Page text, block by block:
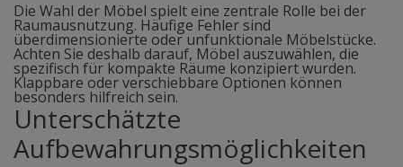
Die Wahl der Möbel spielt eine zentrale Rolle bei der
Raumausnutzung. Häufige Fehler sind
überdimensionierte oder unfunktionale Möbelstücke.
Achten Sie deshalb darauf, Möbel auszuwählen, die
spezifisch für kompakte Räume konzipiert wurden.
Klappbare oder verschiebbare Optionen können
besonders hilfreich sein.
Unterschätzte
Aufbewahrungsmöglichkeiten